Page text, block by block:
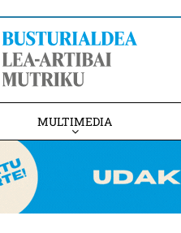
MULTIMEDIA